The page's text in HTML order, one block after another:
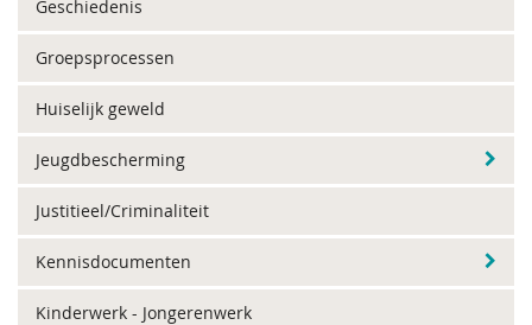
Geschiedenis
Groepsprocessen
Huiselijk geweld
Jeugdbescherming
Justitieel/Criminaliteit
Kennisdocumenten
Kinderwerk - Jongerenwerk